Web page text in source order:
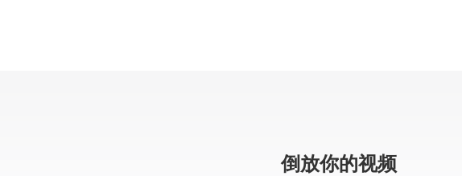
倒放你的视频